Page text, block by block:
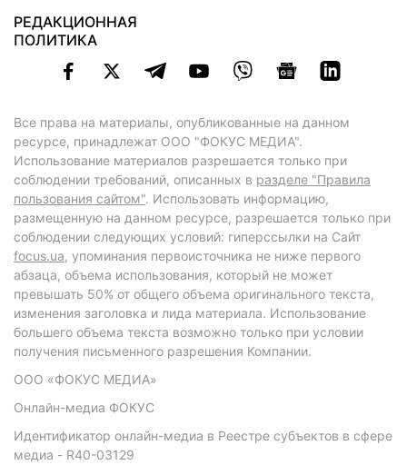
РЕДАКЦИОННАЯ
ПОЛИТИКА
Все права на материалы, опубликованные на данном
ресурсе, принадлежат ООО "ФОКУС МЕДИА".
Использование материалов разрешается только при
соблюдении требований, описанных в разделе "Правила
пользования сайтом". Использовать информацию,
размещенную на данном ресурсе, разрешается только при
соблюдении следующих условий: гиперссылки на Сайт
focus.ua, упоминания первоисточника не ниже первого
абзаца, объема использования, который не может
превышать 50% от общего объема оригинального текста,
изменения заголовка и лида материала. Использование
большего объема текста возможно только при условии
получения письменного разрешения Компании.
ООО «ФОКУС МЕДИА»
Онлайн-медиа ФОКУС
Идентификатор онлайн-медиа в Реестре субъектов в сфере
медиа - R40-03129